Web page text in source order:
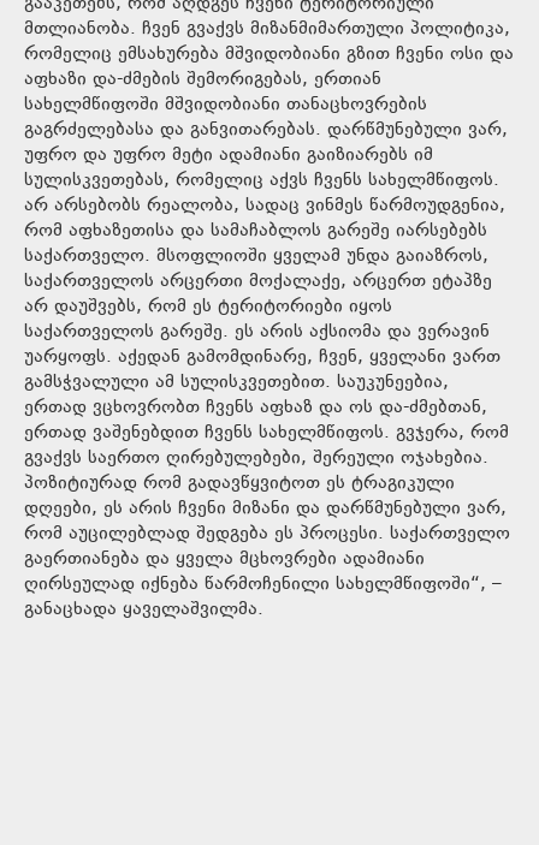
მთლიანობა. ჩვენ გვაქვს მიზანმიმართული პოლიტიკა,
რომელიც ემსახურება მშვიდობიანი გზით ჩვენი ოსი და
აფხაზი და-ძმების შემორიგებას, ერთიან
სახელმწიფოში მშვიდობიანი თანაცხოვრების
გაგრძელებასა და განვითარებას. დარწმუნებული ვარ,
უფრო და უფრო მეტი ადამიანი გაიზიარებს იმ
სულისკვეთებას, რომელიც აქვს ჩვენს სახელმწიფოს.
არ არსებობს რეალობა, სადაც ვინმეს წარმოუდგენია,
რომ აფხაზეთისა და სამაჩაბლოს გარეშე იარსებებს
საქართველო. მსოფლიოში ყველამ უნდა გაიაზროს,
საქართველოს არცერთი მოქალაქე, არცერთ ეტაპზე
არ დაუშვებს, რომ ეს ტერიტორიები იყოს
საქართველოს გარეშე. ეს არის აქსიომა და ვერავინ
უარყოფს. აქედან გამომდინარე, ჩვენ, ყველანი ვართ
გამსჭვალული ამ სულისკვეთებით. საუკუნეებია,
ერთად ვცხოვრობთ ჩვენს აფხაზ და ოს და-ძმებთან,
ერთად ვაშენებდით ჩვენს სახელმწიფოს. გვჯერა, რომ
გვაქვს საერთო ღირებულებები, შერეული ოჯახებია.
პოზიტიურად რომ გადავწყვიტოთ ეს ტრაგიკული
დღეები, ეს არის ჩვენი მიზანი და დარწმუნებული ვარ,
რომ აუცილებლად შედგება ეს პროცესი. საქართველო
გაერთიანება და ყველა მცხოვრები ადამიანი
ღირსეულად იქნება წარმოჩენილი სახელმწიფოში“, –
განაცხადა ყაველაშვილმა.